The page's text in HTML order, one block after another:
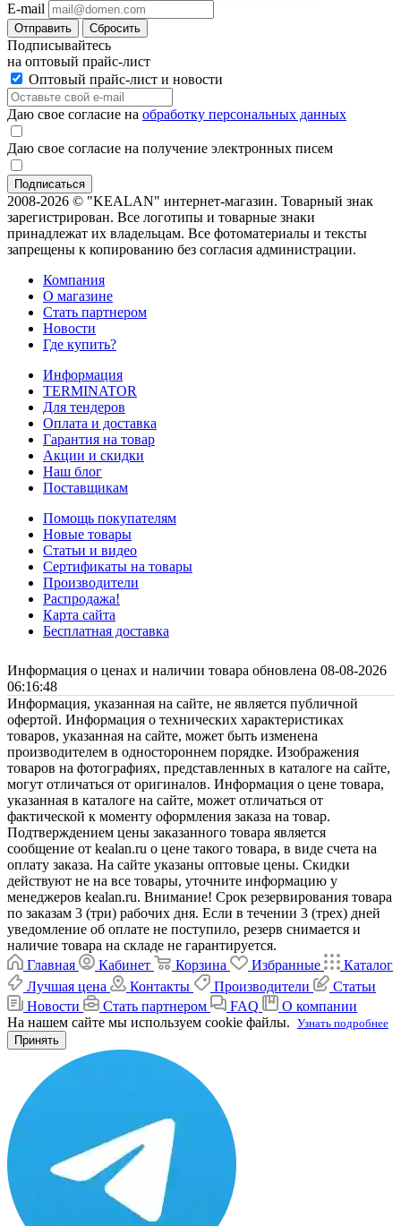
E-mail
Отправить Сбросить
Подписывайтесь
на оптовый прайс-лист
Оптовый прайс-лист и новости
Даю свое согласие на обработку персональных данных
Даю свое согласие на получение электронных писем
2008-2026 © "KEALAN" интернет-магазин. Товарный знак
зарегистрирован. Все логотипы и товарные знаки
принадлежат их владельцам. Все фотоматериалы и тексты
запрещены к копированию без согласия администрации.
Компания
О магазине
Стать партнером
Новости
Где купить?
Информация
TERMINATOR
Для тендеров
Оплата и доставка
Гарантия на товар
Акции и скидки
Наш блог
Поставщикам
Помощь покупателям
Новые товары
Статьи и видео
Сертификаты на товары
Производители
Распродажа!
Карта сайта
Бесплатная доставка
Информация о ценах и наличии товара обновлена 08-08-2026
06:16:48
Информация, указанная на сайте, не является публичной
офертой. Информация о технических характеристиках
товаров, указанная на сайте, может быть изменена
производителем в одностороннем порядке. Изображения
товаров на фотографиях, представленных в каталоге на сайте,
могут отличаться от оригиналов. Информация о цене товара,
указанная в каталоге на сайте, может отличаться от
фактической к моменту оформления заказа на товар.
Подтверждением цены заказанного товара является
сообщение от kealan.ru о цене такого товара, в виде счета на
оплату заказа. На сайте указаны оптовые цены. Скидки
действуют не на все товары, уточните информацию у
менеджеров kealan.ru. Внимание! Срок резервирования товара
по заказам 3 (три) рабочих дня. Если в течении 3 (трех) дней
уведомление об оплате не поступило, резерв снимается и
наличие товара на складе не гарантируется.
Главная
Кабинет Корзина Избранные
Каталог
Лучшая цена
Контакты Производители
Статьи
Новости
Стать партнером FAQ
О компании
На нашем сайте мы используем cookie файлы. Узнать подробнее
Принять